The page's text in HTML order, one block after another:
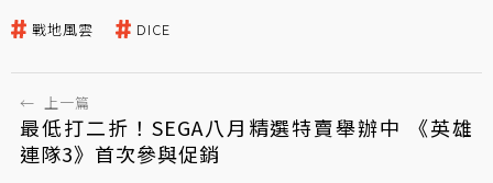
戰地風雲 DICE
← 上一篇
最低打二折！SEGA八月精選特賣舉辦中 《英雄
連隊3》首次參與促銷